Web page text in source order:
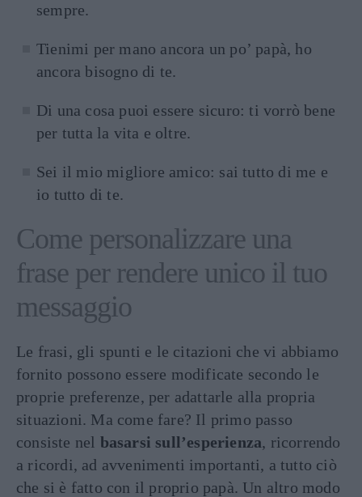
sempre.
Tienimi per mano ancora un po’ papà, ho
ancora bisogno di te.
Di una cosa puoi essere sicuro: ti vorrò bene
per tutta la vita e oltre.
Sei il mio migliore amico: sai tutto di me e
io tutto di te.
Come personalizzare una
frase per rendere unico il tuo
messaggio
Le frasi, gli spunti e le citazioni che vi abbiamo
fornito possono essere modificate secondo le
proprie preferenze, per adattarle alla propria
situazioni. Ma come fare? Il primo passo
consiste nel basarsi sull’esperienza, ricorrendo
a ricordi, ad avvenimenti importanti, a tutto ciò
che si è fatto con il proprio papà. Un altro modo